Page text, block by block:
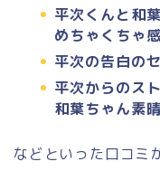
平次くんと和
めちゃくちゃ
平次の告白の
平次からのス
和葉ちゃん素
などといった口コミ